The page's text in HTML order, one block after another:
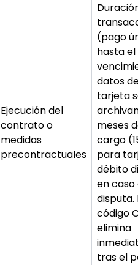
Ejecución del
contrato o
medidas
precontractuales
(pago
hasta
datos
tarjeta
meses
cargo
para
débito
en caso
disputa.
código
elimina
tras el